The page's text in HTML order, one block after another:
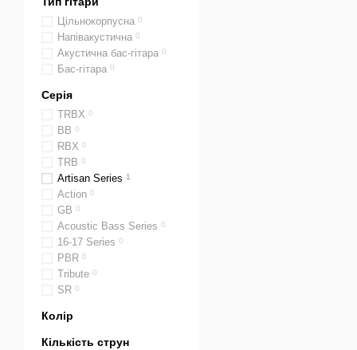
Цільнокорпусна 0
Напівакустична 0
Акустична бас-гітара 0
Бас-гітара 0
Серія
TRBX 0
BB 0
RBX 0
TRB 0
Artisan Series 1
Action 0
GB 0
Acoustic Bass Series 0
16-17 Series 0
PBR 0
Tribute 0
SR 0
Колір
Кількість струн